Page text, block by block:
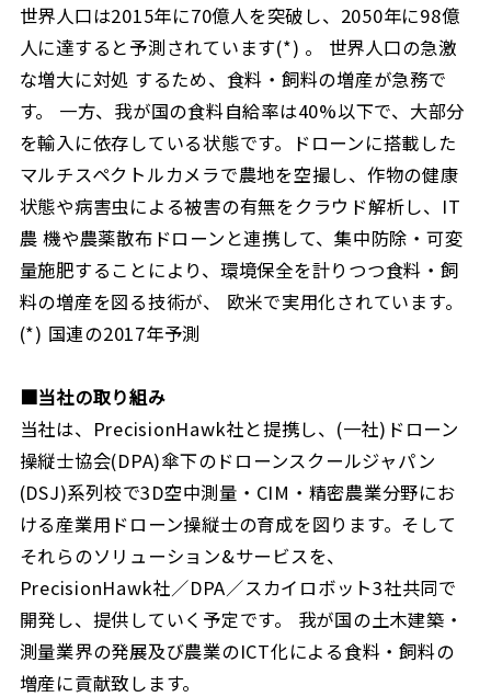
世界人口は2015年に70億人を突破し、2050年に98億
人に達すると予測されています(*) 。 世界人口の急激
な増大に対処 するため、食料・飼料の増産が急務で
す。 一方、我が国の食料自給率は40%以下で、大部分
を輸入に依存している状態です。ドローンに搭載した
マルチスペクトルカメラで農地を空撮し、作物の健康
状態や病害虫による被害の有無をクラウド解析し、IT
農 機や農薬散布ドローンと連携して、集中防除・可変
量施肥することにより、環境保全を計りつつ食料・飼
料の増産を図る技術が、 欧米で実用化されています。
(*) 国連の2017年予測
■当社の取り組み
当社は、PrecisionHawk社と提携し、(一社)ドローン
操縦士協会(DPA)傘下のドローンスクールジャパン
(DSJ)系列校で3D空中測量・CIM・精密農業分野にお
ける産業用ドローン操縦士の育成を図ります。そして
それらのソリューション&サービスを、
PrecisionHawk社／DPA／スカイロボット3社共同で
開発し、提供していく予定です。 我が国の土木建築・
測量業界の発展及び農業のICT化による食料・飼料の
増産に貢献致します。